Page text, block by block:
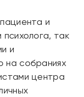
и
психолога, так
и
на собраниях
центра